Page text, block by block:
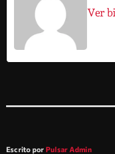
Ver
Escrito por Pulsar Admin